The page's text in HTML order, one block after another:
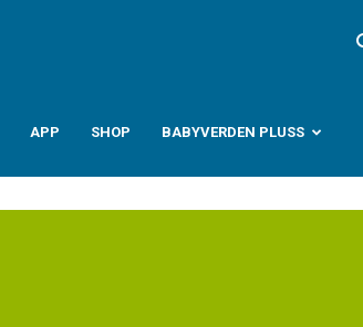
APP SHOP BABYVERDEN PLUSS